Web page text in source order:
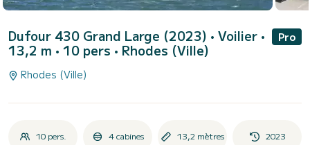
Dufour 430 Grand Large (2023) • Voilier •
13,2 m • 10 pers • Rhodes (Ville)
Pro
Rhodes (Ville)
10 pers. 4 cabines 13,2 mètres 2023